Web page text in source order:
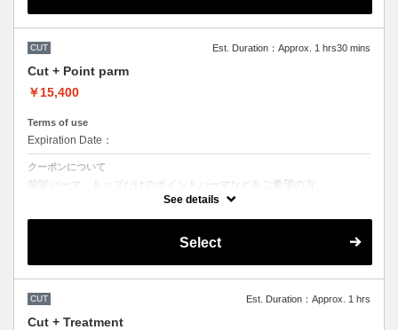
CUT Est. Duration：Approx. 1 hrs30 mins
Cut + Point parm
￥15,400
Terms of use
Expiration Date：
クーポンについて
前髪パーマ、トップだけのポイントパーマなどをご希望の方。
シャンプースタイリンング代が含まれております。
●担当者により指名料がかかるため料金が異なります。
See details
Select
CUT Est. Duration：Approx. 1 hrs
Cut + Treatment